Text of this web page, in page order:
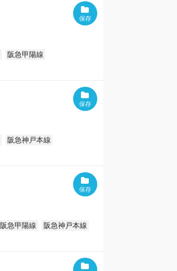
阪急甲陽線
阪急神戸本線
阪急甲陽線
阪急神戸本線